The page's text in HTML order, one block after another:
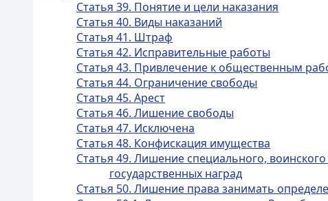
Статья 39. Понятие и цели наказания
Статья 40. Виды наказаний
Статья 41. Штраф
Статья 42. Исправительные работы
Статья 43. Привлечение к общественным
Статья 44. Ограничение свободы
Статья 45. Арест
Статья 46. Лишение свободы
Статья 47. Исключена
Статья 48. Конфискация имущества
Статья 49. Лишение специального,
государственных наград
Статья 50. Лишение права занимать